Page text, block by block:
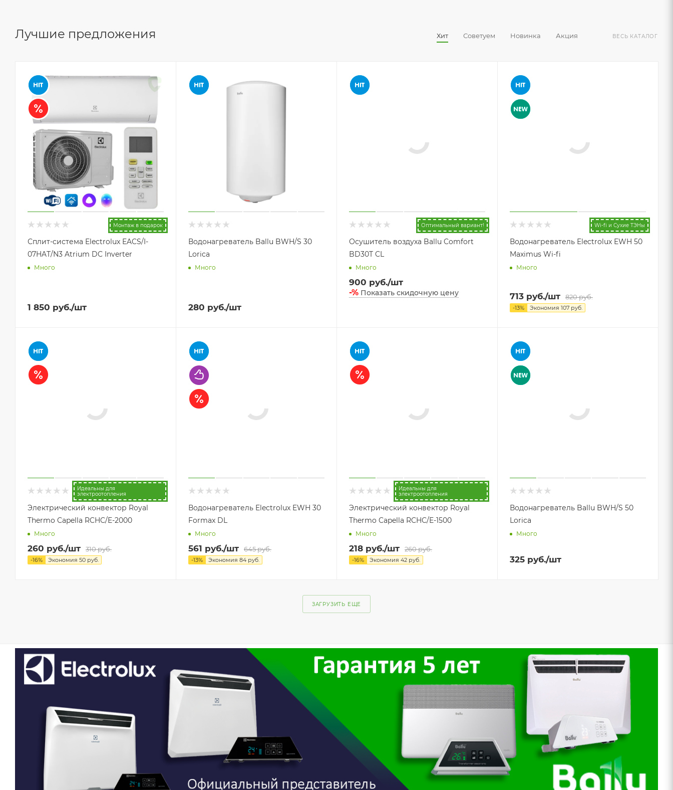
Лучшие предложения Хит Советуем Новинка Акция ВЕСЬ КАТАЛОГ
Монтаж в подарок
Сплит-система Electrolux EACS/I-
07HAT/N3 Atrium DC Inverter
Много
1 850 руб./шт
Водонагреватель Ballu BWH/S 30
Lorica
Много
280 руб./шт
Оптимальный вариант!
Осушитель воздуха Ballu Comfort
BD30T CL
Много
900 руб./шт
-% Показать скидочную цену
Wi-fi и Сухие ТЭНы
Водонагреватель Electrolux EWH 50
Maximus Wi-fi
Много
713 руб./шт 820руб.
-13% Экономия 107 руб.
Идеальны для
электроотопления
Электрический конвектор Royal
Thermo Capella RCHC/E-2000
Много
260 руб./шт 310руб.
-16% Экономия 50 руб.
Водонагреватель Electrolux EWH 30
Formax DL
Много
561 руб./шт 645руб.
-13% Экономия 84 руб.
Идеальны для
электроотопления
Электрический конвектор Royal
Thermo Capella RCHC/E-1500
Много
218 руб./шт 260руб.
-16% Экономия 42 руб.
Водонагреватель Ballu BWH/S 50
Lorica
Много
325 руб./шт
ЗАГРУЗИТЬ ЕЩЕ